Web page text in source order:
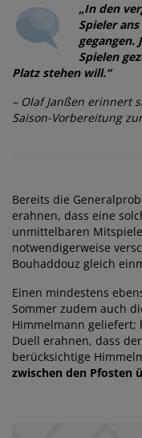
„In den
Spieler
gegangen.
Spielen
Platz stehen will.“
– Olaf Janßen erinnert
Saison-Vorbereitung
Bereits die
erahnen, dass eine
unmittelbaren
notwendigerweise
Bouhaddouz gleich
Einen mindestens
Sommer zudem auch
Himmelmann
Duell erahnen, dass
berücksichtige
zwischen den Pfosten